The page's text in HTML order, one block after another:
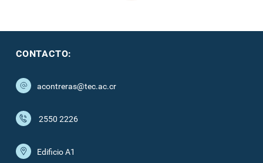
CONTACTO:
acontreras@tec.ac.cr
2550 2226
Edificio A1